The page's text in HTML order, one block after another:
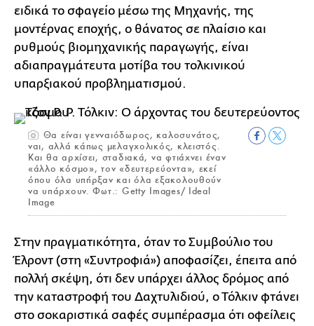
ειδικά το σφαγείο μέσω της Μηχανής, της
μοντέρνας εποχής, ο θάνατος σε πλαίσιο και
ρυθμούς βιομηχανικής παραγωγής, είναι
αδιαπραγμάτευτα μοτίβα του τολκινικού
υπαρξιακού προβληματισμού.
Θα είναι γενναιόδωρος, καλοσυνάτος,
ναι, αλλά κάπως μελαγχολικός, κλειστός.
Και θα αρχίσει, σταδιακά, να φτιάχνει έναν
«άλλο κόσμο», τον «δευτερεύοντα», εκεί
όπου όλα υπήρξαν και όλα εξακολουθούν
να υπάρχουν. Φωτ.: Getty Images/ Ideal
Image
Στην πραγματικότητα, όταν το Συμβούλιο του
Έλροντ (στη «Συντροφιά») αποφασίζει, έπειτα από
πολλή σκέψη, ότι δεν υπάρχει άλλος δρόμος από
την καταστροφή του Δαχτυλιδιού, ο Τόλκιν φτάνει
στο σοκαριστικά σαφές συμπέρασμα ότι οφείλεις